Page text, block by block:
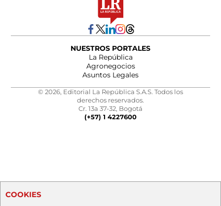
NUESTROS PORTALES
La República
Agronegocios
Asuntos Legales
© 2026, Editorial La República S.A.S. Todos los
derechos reservados.
Cr. 13a 37-32, Bogotá
(+57) 1 4227600
COOKIES